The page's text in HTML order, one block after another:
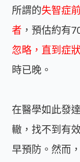
所謂的失智症
者 ，預估約有
忽略，直到症
時已晚。
在醫學如此發
轍，找不到有
早預防。然而